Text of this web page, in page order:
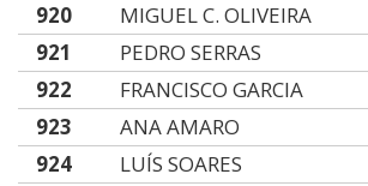
920
MIGUEL C. OLIVEIRA
921
PEDRO SERRAS
922
FRANCISCO GARCIA
923
ANA AMARO
924
LUÍS SOARES